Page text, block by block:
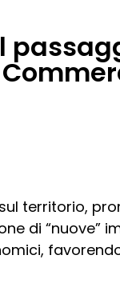
territorio,
di “nuove”